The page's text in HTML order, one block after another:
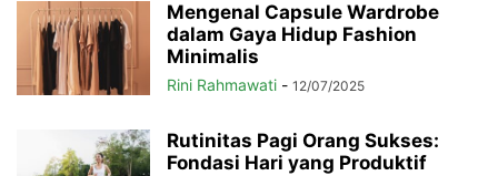
Mengenal Capsule Wardrobe
dalam Gaya Hidup Fashion
Minimalis
Rini Rahmawati - 12/07/2025
Rutinitas Pagi Orang Sukses:
Fondasi Hari yang Produktif